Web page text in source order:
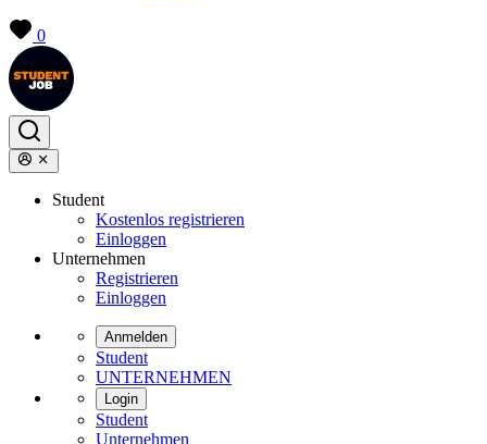
0
Student
Kostenlos registrieren
Einloggen
Unternehmen
Registrieren
Einloggen
Anmelden
Student
UNTERNEHMEN
Login
Student
Unternehmen